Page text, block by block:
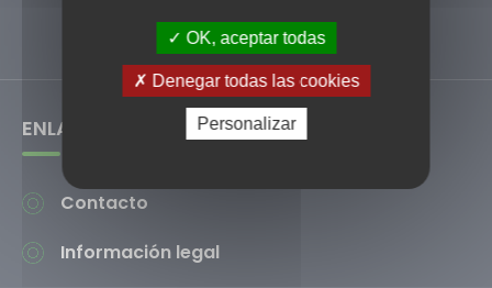
ENLACES ÚTILES
Contacto
Información legal
OK, aceptar todas
Denegar todas las cookies
Personalizar